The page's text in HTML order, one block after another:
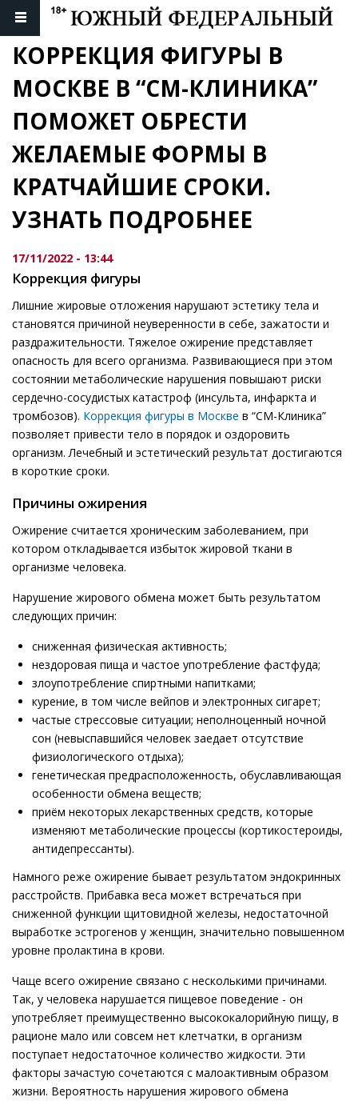
КОРРЕКЦИЯ ФИГУРЫ В
МОСКВЕ В “СМ-КЛИНИКА”
ПОМОЖЕТ ОБРЕСТИ
ЖЕЛАЕМЫЕ ФОРМЫ В
КРАТЧАЙШИЕ СРОКИ.
УЗНАТЬ ПОДРОБНЕЕ
17/11/2022 - 13:44
Коррекция фигуры
Лишние жировые отложения нарушают эстетику тела и
становятся причиной неуверенности в себе, зажатости и
раздражительности. Тяжелое ожирение представляет
опасность для всего организма. Развивающиеся при этом
состоянии метаболические нарушения повышают риски
сердечно-сосудистых катастроф (инсульта, инфаркта и
тромбозов). Коррекция фигуры в Москве в “СМ-Клиника”
позволяет привести тело в порядок и оздоровить
организм. Лечебный и эстетический результат достигаются
в короткие сроки.
Причины ожирения
Ожирение считается хроническим заболеванием, при
котором откладывается избыток жировой ткани в
организме человека.
Нарушение жирового обмена может быть результатом
следующих причин:
сниженная физическая активность;
нездоровая пища и частое употребление фастфуда;
злоупотребление спиртными напитками;
курение, в том числе вейпов и электронных сигарет;
частые стрессовые ситуации; неполноценный ночной
сон (невыспавшийся человек заедает отсутствие
физиологического отдыха);
генетическая предрасположенность, обуславливающая
особенности обмена веществ;
приём некоторых лекарственных средств, которые
изменяют метаболические процессы (кортикостероиды,
антидепрессанты).
Намного реже ожирение бывает результатом эндокринных
расстройств. Прибавка веса может встречаться при
сниженной функции щитовидной железы, недостаточной
выработке эстрогенов у женщин, значительно повышенном
уровне пролактина в крови.
Чаще всего ожирение связано с несколькими причинами.
Так, у человека нарушается пищевое поведение - он
употребляет преимущественно высококалорийную пищу, в
рационе мало или совсем нет клетчатки, в организм
поступает недостаточное количество жидкости. Эти
факторы зачастую сочетаются с малоактивным образом
жизни. Вероятность нарушения жирового обмена